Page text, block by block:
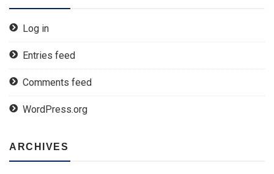
Log in
Entries feed
Comments feed
WordPress.org
ARCHIVES